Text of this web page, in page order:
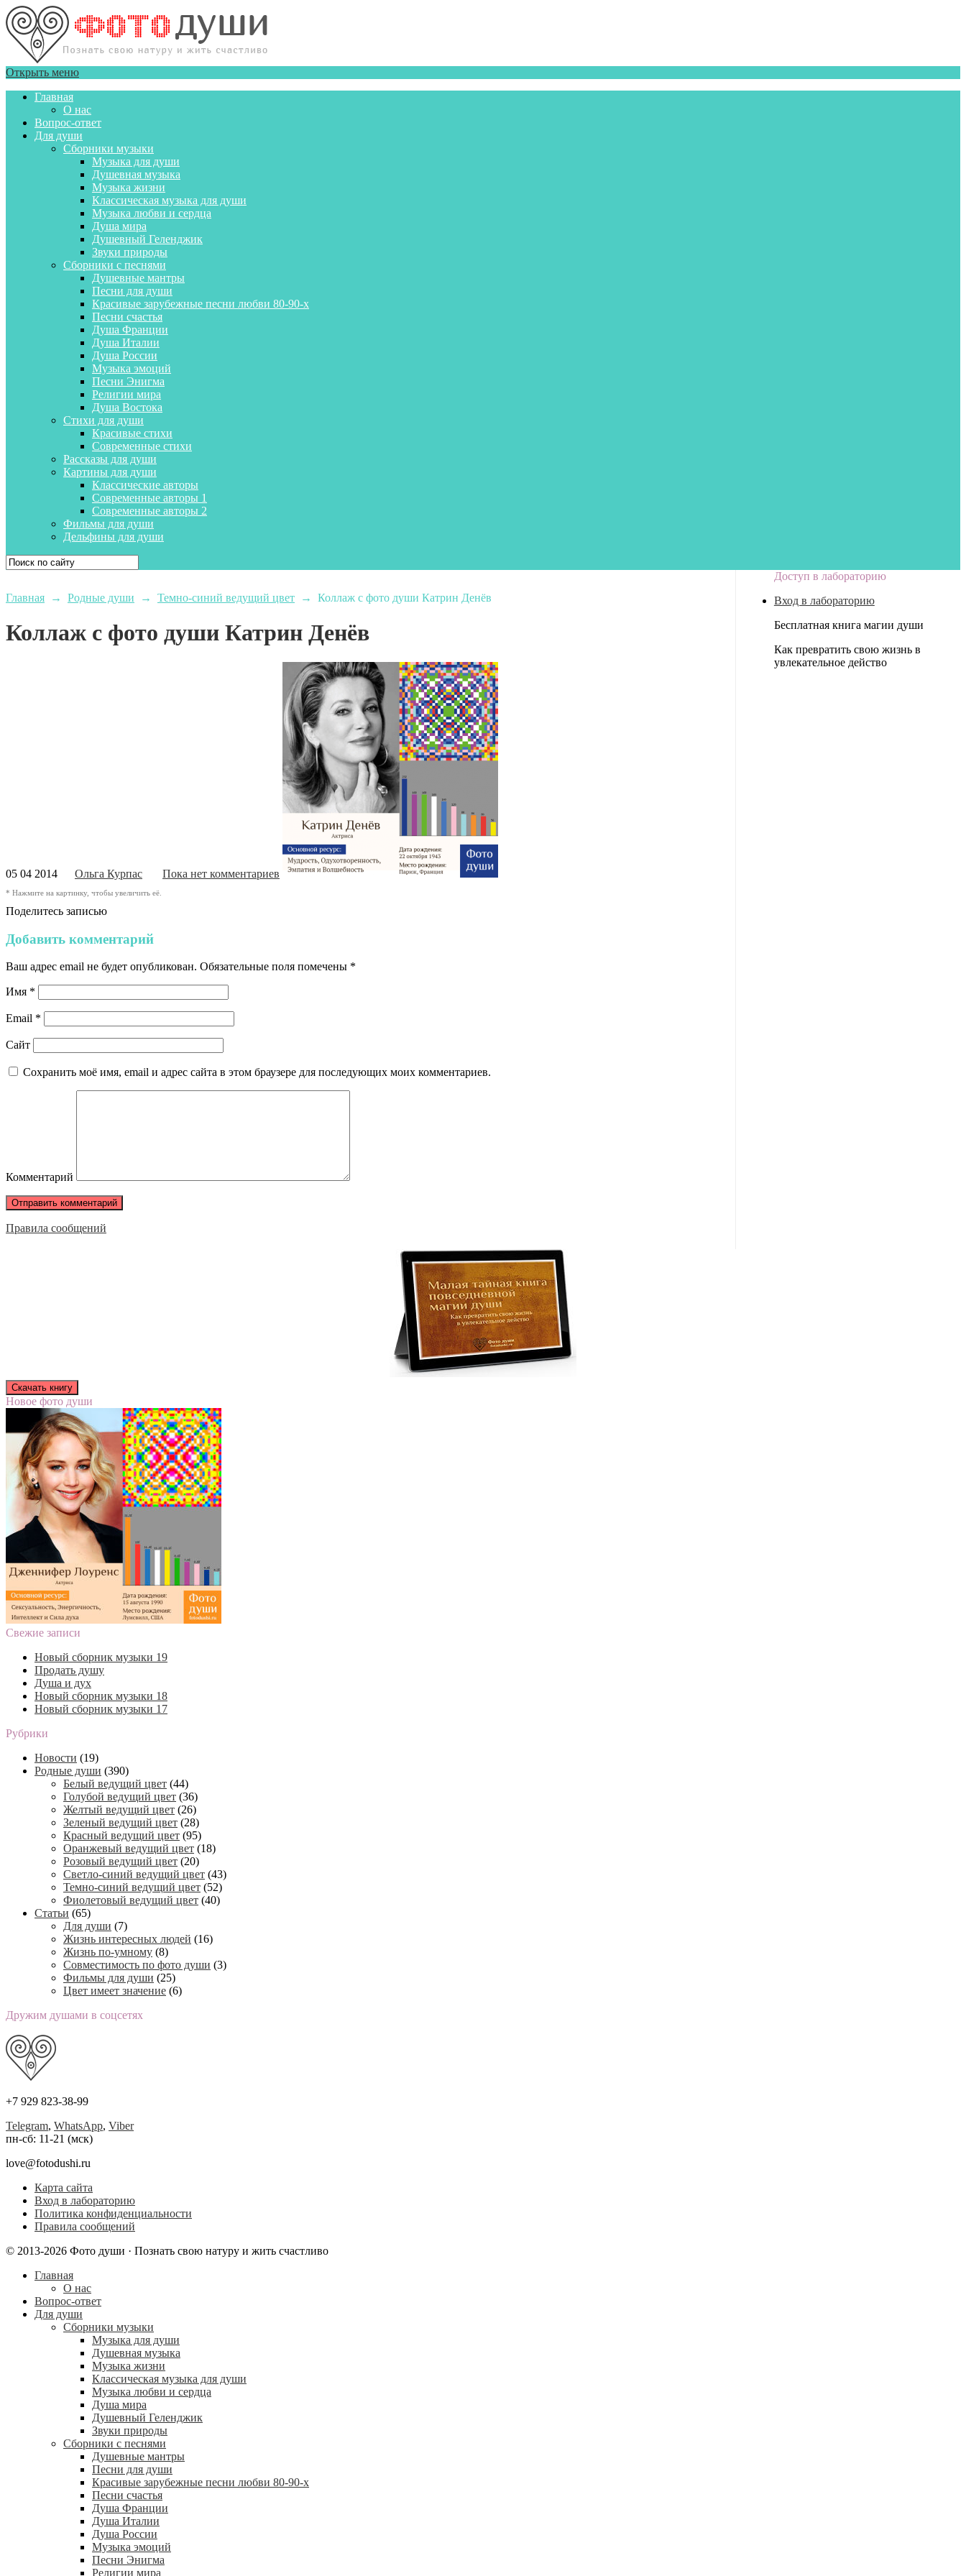
Открыть меню
Главная
О нас
Вопрос-ответ
Для души
Сборники музыки
Музыка для души
Душевная музыка
Музыка жизни
Классическая музыка для души
Музыка любви и сердца
Душа мира
Душевный Геленджик
Звуки природы
Сборники с песнями
Душевные мантры
Песни для души
Красивые зарубежные песни любви 80-90-х
Песни счастья
Душа Франции
Душа Италии
Душа России
Музыка эмоций
Песни Энигма
Религии мира
Душа Востока
Стихи для души
Красивые стихи
Современные стихи
Рассказы для души
Картины для души
Классические авторы
Современные авторы 1
Современные авторы 2
Фильмы для души
Дельфины для души
Главная → Родные души → Темно-синий ведущий цвет → Коллаж с фото души Катрин Денёв
Коллаж с фото души Катрин Денёв
05 04 2014 Ольга Курпас Пока нет комментариев
* Нажмите на картинку, чтобы увеличить её.
Поделитесь записью
Добавить комментарий
Ваш адрес email не будет опубликован. Обязательные поля помечены *
Имя *
Email *
Сайт
Сохранить моё имя, email и адрес сайта в этом браузере для последующих моих комментариев.
Комментарий
Правила сообщений
Доступ в лабораторию
Вход в лабораторию
Бесплатная книга магии души
Как превратить свою жизнь в
увлекательное действо
Новое фото души
Свежие записи
Новый сборник музыки 19
Продать душу
Душа и дух
Новый сборник музыки 18
Новый сборник музыки 17
Рубрики
Новости (19)
Родные души (390)
Белый ведущий цвет (44)
Голубой ведущий цвет (36)
Желтый ведущий цвет (26)
Зеленый ведущий цвет (28)
Красный ведущий цвет (95)
Оранжевый ведущий цвет (18)
Розовый ведущий цвет (20)
Светло-синий ведущий цвет (43)
Темно-синий ведущий цвет (52)
Фиолетовый ведущий цвет (40)
Статьи (65)
Для души (7)
Жизнь интересных людей (16)
Жизнь по-умному (8)
Совместимость по фото души (3)
Фильмы для души (25)
Цвет имеет значение (6)
Дружим душами в соцсетях
+7 929 823-38-99
Telegram, WhatsApp, Viber
пн-сб: 11-21 (мск)
love@fotodushi.ru
Карта сайта
Вход в лабораторию
Политика конфиденциальности
Правила сообщений
© 2013-2026 Фото души · Познать свою натуру и жить счастливо
Главная
О нас
Вопрос-ответ
Для души
Сборники музыки
Музыка для души
Душевная музыка
Музыка жизни
Классическая музыка для души
Музыка любви и сердца
Душа мира
Душевный Геленджик
Звуки природы
Сборники с песнями
Душевные мантры
Песни для души
Красивые зарубежные песни любви 80-90-х
Песни счастья
Душа Франции
Душа Италии
Душа России
Музыка эмоций
Песни Энигма
Религии мира